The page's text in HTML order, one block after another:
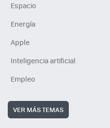
Espacio
Energía
Apple
Inteligencia artificial
Empleo
VER MÁS TEMAS